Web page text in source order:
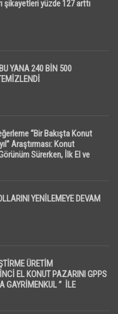
şikayetleri yüzde 127 arttı
YANA 240 BİN 500
“Bir Bakışta Konut
Araştırması: Konut
Sürerken, İlk El ve
YENİLEMEYE DEVAM
ÜRETİM
EL KONUT PAZARINI GPPS
GAYRİMENKUL ” İLE